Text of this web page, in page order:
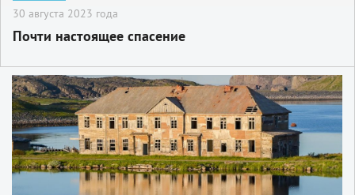
30 августа 2023 года
Почти настоящее спасение
2